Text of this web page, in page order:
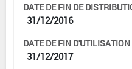
DATE DE FIN DE
31/12/2016
DATE DE FIN D'UTILISATION
31/12/2017